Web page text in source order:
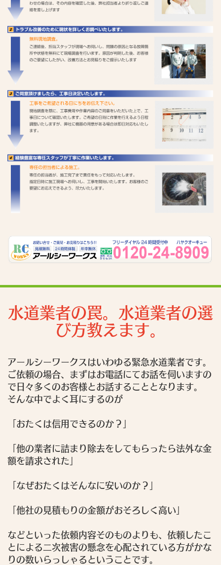
水道業者の罠。水道業者の選
び方教えます。
アールシーワークスはいわゆる緊急水道業者です。
ご依頼の場合、まずはお電話にてお話を伺いますの
で日々多くのお客様とお話することとなります。
そんな中でよく耳にするのが
「おたくは信用できるのか？」
「他の業者に詰まり除去をしてもらったら法外な金
額を請求された」
「なぜおたくはそんなに安いのか？」
「他社の見積もりの金額がおそろしく高い」
などといった依頼内容そのものよりも、依頼したこ
とによる二次被害の懸念を心配されている方がかな
りの数いらっしゃるということです。